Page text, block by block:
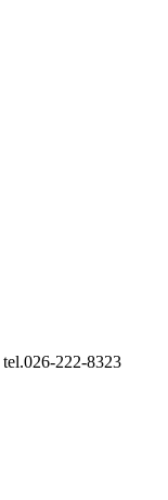
tel.026-222-8323